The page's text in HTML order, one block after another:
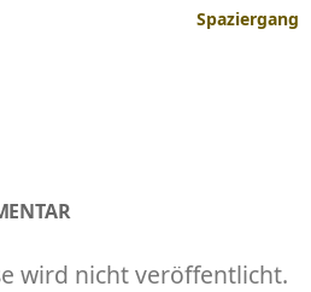
Spaziergang
wird nicht veröffentlicht.